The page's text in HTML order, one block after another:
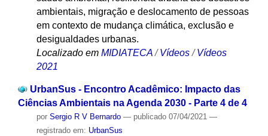
ambientais, migração e deslocamento de pessoas
em contexto de mudança climática, exclusão e
desigualdades urbanas.
Localizado em MIDIATECA /Vídeos /Vídeos
2021
UrbanSus - Encontro Acadêmico: Impacto das
Ciências Ambientais na Agenda 2030 - Parte 4 de 4
por Sergio R V Bernardo — publicado07/04/2021 —
registrado em: UrbanSus